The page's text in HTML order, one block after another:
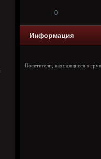
0
Информация
Посетители, находящиеся в